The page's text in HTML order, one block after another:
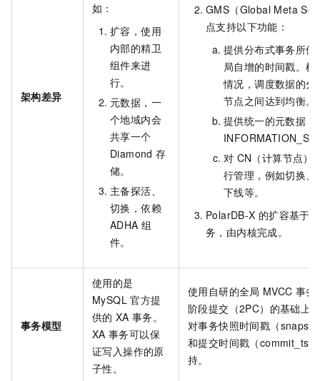
架构差异
如：
扩容，使用
内部的精卫
组件来进
行。
元数据，一
个地域内会
共享一个
Diamond 存
储。
主备探活、
切换，依赖
ADHA 组
件。
GMS（Global Meta
点支持以下功能：
提供分布式事务所使
局自增的时间戳。根
情况，调度数据的分
节点之间达到均衡。
提供统一的元数据，
对 CN（计算节点）
行管理，例如切换、
下线等。
PolarDB-X 的扩容基于
务，由内核完成。
事务模型
使用的是
MySQL 官方提
供的 XA 事务。
XA 事务可以保
证写入操作的原
子性。
使用自研的全局 MVCC 事务
阶段提交（2PC）的基础上
对事务快照时间戳（
和提交时间戳（commit_ts
持。